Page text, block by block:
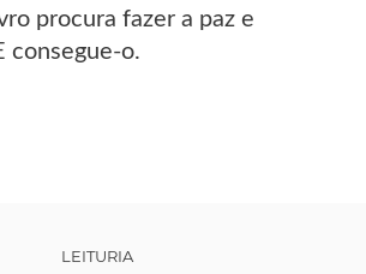
procura fazer a paz e
consegue-o.
LEITURIA